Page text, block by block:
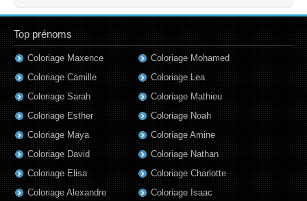
Top prénoms
Coloriage Maxence
Coloriage Camille
Coloriage Sarah
Coloriage Esther
Coloriage Maya
Coloriage David
Coloriage Elisa
Coloriage Alexandre
Coloriage Mohamed
Coloriage Lea
Coloriage Mathieu
Coloriage Noah
Coloriage Amine
Coloriage Nathan
Coloriage Charlotte
Coloriage Isaac